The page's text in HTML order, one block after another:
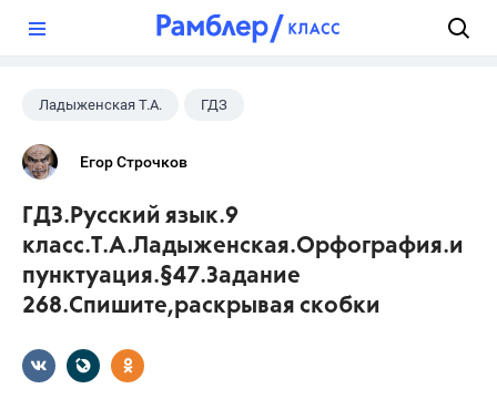
Ладыженская Т.А. ГДЗ
Русский язык
Егор Строчков
ГДЗ.Русский язык.9
класс.Т.А.Ладыженская.Орфография.и
пунктуация.§47.Задание
268.Спишите,раскрывая скобки